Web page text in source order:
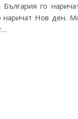
го
наричат Нов ден.